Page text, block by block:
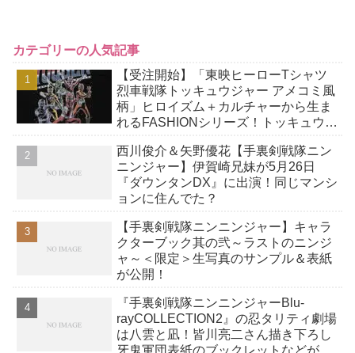
カテゴリーの人気記事
【受注開始】「東映ヒーローTシャツ
烈車戦隊トッキュウジャー アメコミ風
柄」ヒロイズム＋カルチャーから生ま
れるFASHIONシリーズ！トッキュウジ
西川俊介＆矢野優花【手裏剣戦隊ニン
ニンジャー】伊賀崎兄妹が5月26日
『ダウンタンDX』に出演！同じマンシ
ョンに住んでた？
【手裏剣戦隊ニンニンジャー】キャラ
クターブック其の弐～ラストのニンジ
ャ～＜限定＞生写真のサンプル＆表紙
が公開！
『手裏剣戦隊ニンニンジャーBlu‐
rayCOLLECTION2』の忍タリティ劇場
は八雲と凪！皆川亮二さん描き下ろし
牙鬼軍団表紙のブックレットなどが公